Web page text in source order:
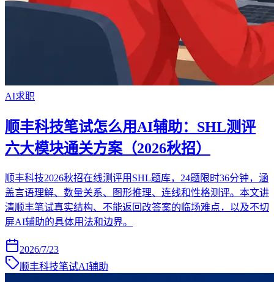
AI求职
顺丰科技笔试怎么用AI辅助：SHL测评
六大模块通关方案（2026秋招）
顺丰科技2026秋招在线测评用SHL题库，24题限时36分钟，涵
盖言语理解、数量关系、图形推理、连线和性格测评。本文讲
清顺丰笔试真实结构、不能返回改答案的临场难点，以及不切
屏AI辅助的具体用法和边界。
2026/7/23
顺丰科技笔试AI辅助